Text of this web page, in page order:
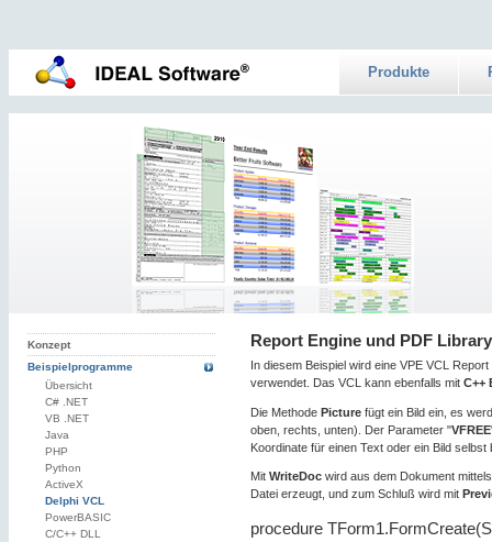
Produkte
Konzept
Beispielprogramme
Übersicht
C# .NET
VB .NET
Java
PHP
Python
ActiveX
Delphi VCL
PowerBASIC
C/C++ DLL
Report Engine und PDF
In diesem Beispiel wird eine VPE VCL
verwendet. Das VCL kann ebenfalls mit C++
Die Methode Picture fügt ein Bild ein, es
oben, rechts, unten). Der Parameter "VFREE
Koordinate für einen Text oder ein Bild selbst
Mit WriteDoc wird aus dem Dokument
Datei erzeugt, und zum Schluß wird mit
procedure